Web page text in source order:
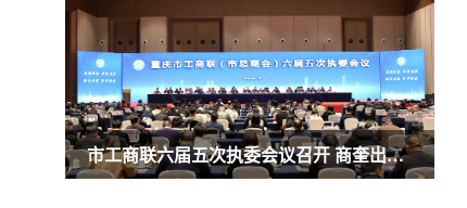
市工商联六届五次执委会议召开 商奎出席并讲话